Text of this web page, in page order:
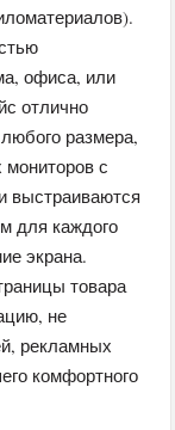
офиса, или
отлично
размера,
с
выстраиваются
для каждого
экрана.
товара
не
рекламных
комфортного